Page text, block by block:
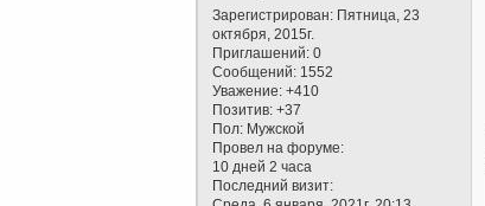
Зарегистрирован: Пятница, 23
октября, 2015г.
Приглашений: 0
Сообщений: 1552
Уважение: +410
Позитив: +37
Пол: Мужской
Провел на форуме:
10 дней 2 часа
Последний визит: